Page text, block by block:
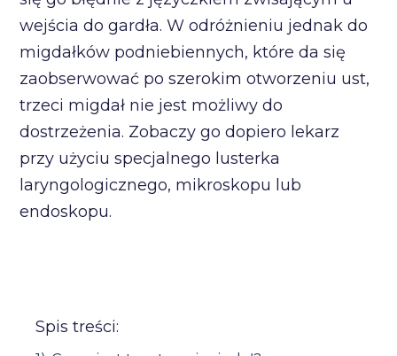
wejścia do gardła. W odróżnieniu jednak do
migdałków podniebiennych, które da się
zaobserwować po szerokim otworzeniu ust,
trzeci migdał nie jest możliwy do
dostrzeżenia. Zobaczy go dopiero lekarz
przy użyciu specjalnego lusterka
laryngologicznego, mikroskopu lub
endoskopu.
Spis treści: